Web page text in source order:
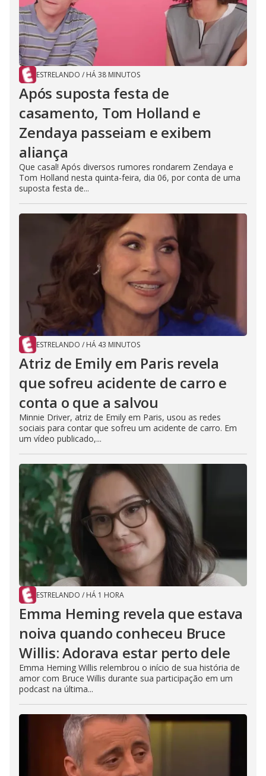
ESTRELANDO / HÁ 38 MINUTOS
Após suposta festa de
casamento, Tom Holland e
Zendaya passeiam e exibem
aliança
Que casal! Após diversos rumores rondarem Zendaya e
Tom Holland nesta quinta-feira, dia 06, por conta de uma
suposta festa de...
ESTRELANDO / HÁ 43 MINUTOS
Atriz de Emily em Paris revela
que sofreu acidente de carro e
conta o que a salvou
Minnie Driver, atriz de Emily em Paris, usou as redes
sociais para contar que sofreu um acidente de carro. Em
um vídeo publicado,...
ESTRELANDO / HÁ 1 HORA
Emma Heming revela que estava
noiva quando conheceu Bruce
Willis: Adorava estar perto dele
Emma Heming Willis relembrou o início de sua história de
amor com Bruce Willis durante sua participação em um
podcast na última...